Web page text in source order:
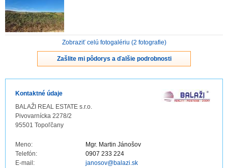
ZVÝRAZNENIE REALITNÝCH INZERÁTOV
OBCHODNÉ PODMIENKY
KONTAKT
PRIPOMIENKY
Zobraziť celú fotogalériu (2 fotografie)
Zašlite mi pôdorys a ďalšie podrobnosti
Kontaktné údaje
BALAŽI REAL ESTATE s.r.o.
Pivovarnícka 2278/2
95501 Topoľčany
Meno:
Mgr. Martin Jánošov
Telefón:
0907 233 224
E-mail:
janosov@balazi.sk